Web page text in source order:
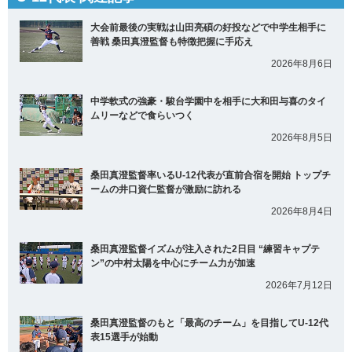
大会前最後の実戦は山田亮碩の好投などで中学生相手に
善戦 桑田真澄監督も特徴把握に手応え
2026年8月6日
中学軟式の強豪・駿台学園中を相手に大和田与喜のタイ
ムリーなどで食らいつく
2026年8月5日
桑田真澄監督率いるU-12代表が直前合宿を開始 トップチ
ームの井口資仁監督が激励に訪れる
2026年8月4日
桑田真澄監督イズムが注入された2日目 “練習キャプテ
ン”の中村太陽を中心にチーム力が加速
2026年7月12日
桑田真澄監督のもと「最高のチーム」を目指してU-12代
表15選手が始動